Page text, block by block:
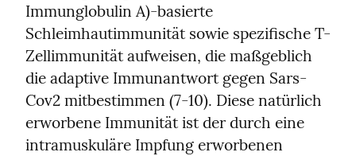
Immunglobulin A)-basierte
Schleimhautimmunität sowie spezifische T-
Zellimmunität aufweisen, die maßgeblich
die adaptive Immunantwort gegen Sars-
Cov2 mitbestimmen (7-10). Diese natürlich
erworbene Immunität ist der durch eine
intramuskuläre Impfung erworbenen